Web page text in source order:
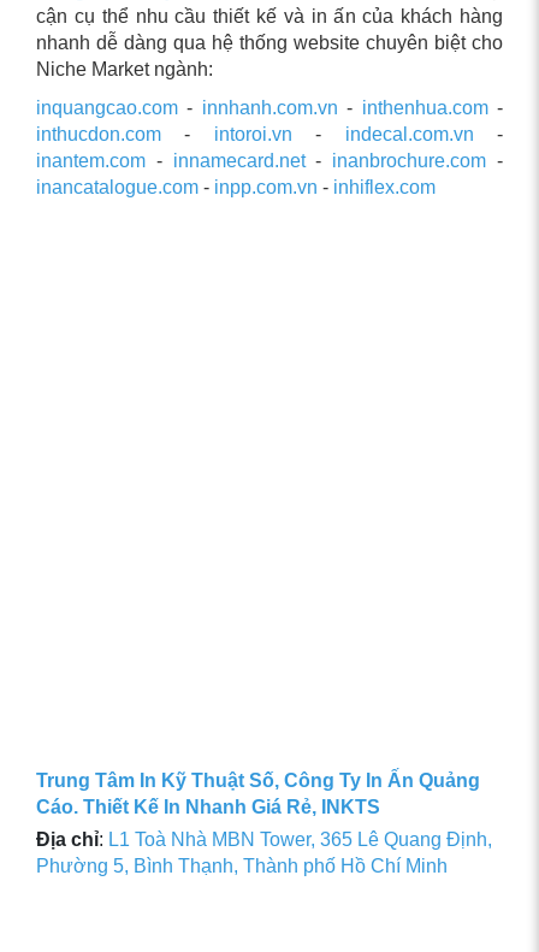
cận cụ thể nhu cầu thiết kế và in ấn của khách hàng
nhanh dễ dàng qua hệ thống website chuyên biệt cho
Niche Market ngành:
inquangcao.com - innhanh.com.vn - inthenhua.com-
inthucdon.com - intoroi.vn - indecal.com.vn -
inantem.com - innamecard.net- inanbrochure.com -
inancatalogue.com - inpp.com.vn - inhiflex.com
Trung Tâm In Kỹ Thuật Số, Công Ty In Ấn Quảng
Cáo. Thiết Kế In Nhanh Giá Rẻ, INKTS
Địa chỉ: L1 Toà Nhà MBN Tower, 365 Lê Quang Định,
Phường 5, Bình Thạnh, Thành phố Hồ Chí Minh